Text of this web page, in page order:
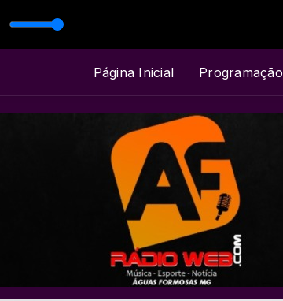
MONTEIRO
Página Inicial Programação